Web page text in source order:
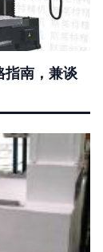
指南，兼谈